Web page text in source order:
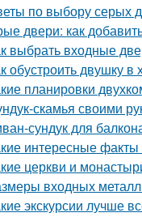
по выбору серых
двери: как
выбрать входные
обустроить двушку
планировки
скамья своими
сундук для
интересные
церкви и
входных
экскурсии лучше